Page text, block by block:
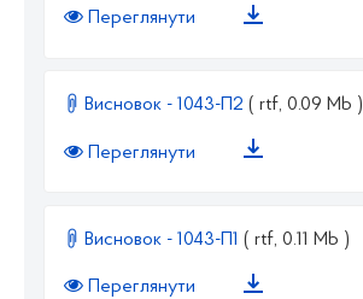
Переглянути
Висновок - 1043-П2 ( rtf, 0.09 Mb )
Переглянути
Висновок - 1043-П1 ( rtf, 0.11 Mb )
Переглянути